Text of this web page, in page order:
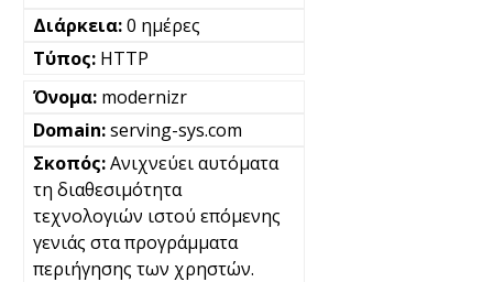
0 ημέρες
HTTP
modernizr
serving-sys.com
Ανιχνεύει αυτόματα
τη διαθεσιμότητα
τεχνολογιών ιστού επόμενης
γενιάς στα προγράμματα
περιήγησης των χρηστών.